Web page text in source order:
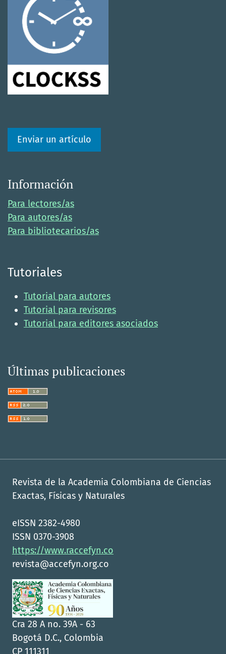
Enviar un artículo
Información
Para lectores/as
Para autores/as
Para bibliotecarios/as
Tutoriales
Tutorial para autores
Tutorial para revisores
Tutorial para editores asociados
Últimas publicaciones
Revista de la Academia Colombiana de Ciencias
Exactas, Físicas y Naturales
eISSN 2382-4980
ISSN 0370-3908
https://www.raccefyn.co
revista@accefyn.org.co
Cra 28 A no. 39A - 63
Bogotá D.C., Colombia
CP 111311